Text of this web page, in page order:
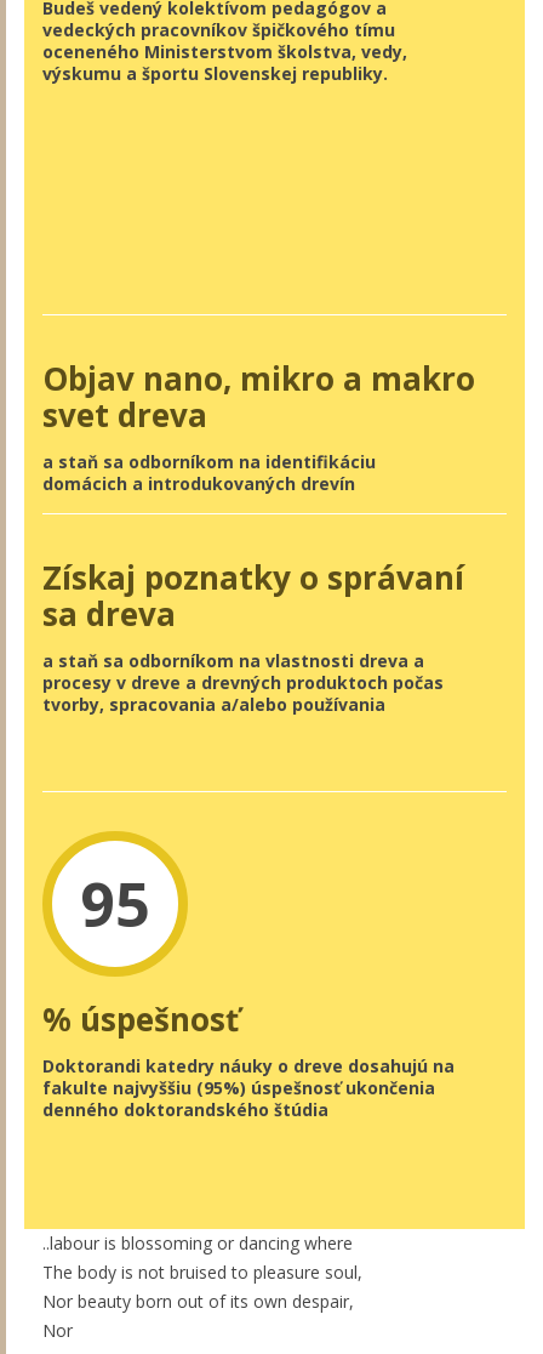
Budeš vedený kolektívom pedagógov a
vedeckých pracovníkov špičkového tímu
oceneného Ministerstvom školstva, vedy,
výskumu a športu Slovenskej republiky.
Objav nano, mikro a makro
svet dreva
a staň sa odborníkom na identifikáciu
domácich a introdukovaných drevín
Získaj poznatky o správaní
sa dreva
a staň sa odborníkom na vlastnosti dreva a
procesy v dreve a drevných produktoch počas
tvorby, spracovania a/alebo používania
95
% úspešnosť
Doktorandi katedry náuky o dreve dosahujú na
fakulte najvyššiu (95%) úspešnosť ukončenia
denného doktorandského štúdia
..labour is blossoming or dancing where
The body is not bruised to pleasure soul,
Nor beauty born out of its own despair,
Nor